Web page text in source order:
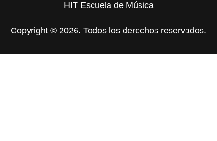
HIT Escuela de Música
Copyright © 2026. Todos los derechos reservados.